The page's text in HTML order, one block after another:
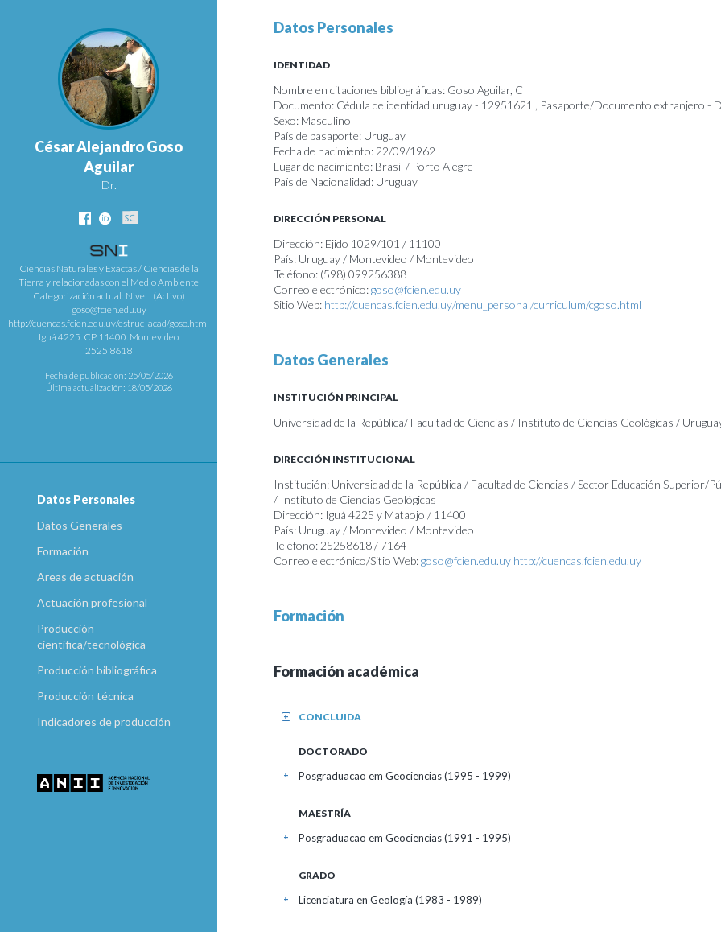
César Alejandro Goso
Aguilar
Dr.
Ciencias Naturales y Exactas / Ciencias de la
Tierra y relacionadas con el Medio Ambiente
Categorización actual: Nivel I (Activo)
goso@fcien.edu.uy
http://cuencas.fcien.edu.uy/estruc_acad/goso.html
Iguá 4225. CP 11400. Montevideo
2525 8618
Fecha de publicación: 25/05/2026
Última actualización: 18/05/2026
Datos Personales
Datos Generales
Formación
Areas de actuación
Actuación profesional
Producción
científica/tecnológica
Producción bibliográfica
Producción técnica
Indicadores de producción
Datos Personales
IDENTIDAD
Nombre en citaciones bibliográficas: Goso Aguilar, C
Documento: Cédula de identidad uruguay - 12951621 , Pasaporte/Documento extranjero -
Sexo: Masculino
País de pasaporte: Uruguay
Fecha de nacimiento: 22/09/1962
Lugar de nacimiento: Brasil / Porto Alegre
País de Nacionalidad: Uruguay
DIRECCIÓN PERSONAL
Dirección: Ejido 1029/101 / 11100
País: Uruguay / Montevideo / Montevideo
Teléfono: (598) 099256388
Correo electrónico:goso@fcien.edu.uy
Sitio Web: http://cuencas.fcien.edu.uy/menu_personal/curriculum/cgoso.html
Datos Generales
INSTITUCIÓN PRINCIPAL
Universidad de la República/ Facultad de Ciencias / Instituto de Ciencias Geológicas /
DIRECCIÓN INSTITUCIONAL
Institución: Universidad de la República / Facultad de Ciencias / Sector Educación Superior/
/ Instituto de Ciencias Geológicas
Dirección: Iguá 4225 y Mataojo / 11400
País: Uruguay / Montevideo / Montevideo
Teléfono: 25258618 / 7164
Correo electrónico/Sitio Web:goso@fcien.edu.uy http://cuencas.fcien.edu.uy
Formación
Formación académica
CONCLUIDA
+
DOCTORADO
Posgraduacao em Geociencias (1995 - 1999)
+
MAESTRÍA
Posgraduacao em Geociencias (1991 - 1995)
+
GRADO
Licenciatura en Geología (1983 - 1989)
+